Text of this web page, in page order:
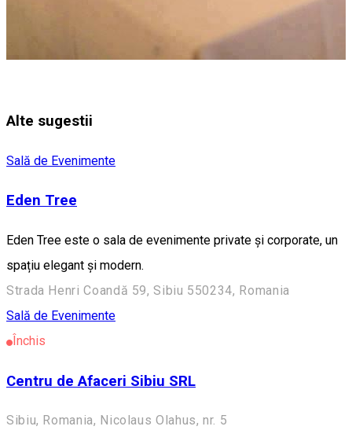
Alte sugestii
Sală de Evenimente
Eden Tree
Eden Tree este o sala de evenimente private și corporate, un
spațiu elegant și modern.
Strada Henri Coandă 59, Sibiu 550234, Romania
Sală de Evenimente
Închis
Centru de Afaceri Sibiu SRL
Sibiu, Romania, Nicolaus Olahus, nr. 5